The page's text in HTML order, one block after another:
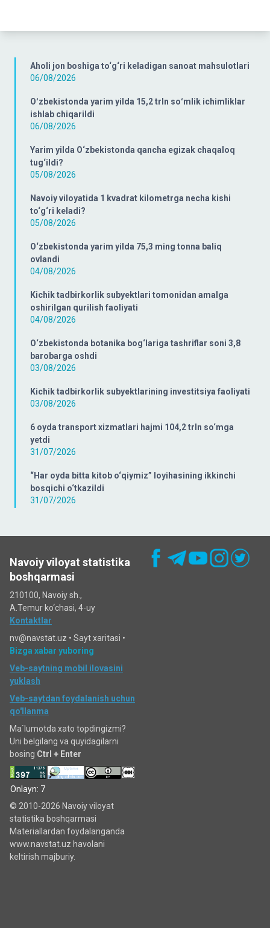
Aholi jon boshiga to‘g‘ri keladigan sanoat mahsulotlari
06/08/2026
Oʻzbekistonda yarim yilda 15,2 trln soʻmlik ichimliklar
ishlab chiqarildi
06/08/2026
Yarim yilda O‘zbekistonda qancha egizak chaqaloq
tug‘ildi?
05/08/2026
Navoiy viloyatida 1 kvadrat kilometrga necha kishi
to‘g‘ri keladi?
05/08/2026
O‘zbekistonda yarim yilda 75,3 ming tonna baliq
ovlandi
04/08/2026
Kichik tadbirkorlik subyektlari tomonidan amalga
oshirilgan qurilish faoliyati
04/08/2026
O‘zbekistonda botanika bog‘lariga tashriflar soni 3,8
barobarga oshdi
03/08/2026
Kichik tadbirkorlik subyektlarining investitsiya faoliyati
03/08/2026
6 oyda transport xizmatlari hajmi 104,2 trln so‘mga
yetdi
31/07/2026
“Har oyda bitta kitob o‘qiymiz” loyihasining ikkinchi
bosqichi o‘tkazildi
31/07/2026
Navoiy viloyat statistika
boshqarmasi
210100, Navoiy sh.,
A.Temur ko‘chаsi, 4-uy
Kontaktlar
nv@navstat.uz • Sayt xaritasi •
Bizga xabar yuboring
Veb-saytning mobil ilovasini
yuklash
Veb-saytdan foydalanish uchun
qo'llanma
Ma`lumotda xato topdingizmi?
Uni belgilang va quyidagilarni
bosing Ctrl + Enter
Onlayn: 7
© 2010-2026 Navoiy viloyat
statistika boshqarmasi
Materiallardan foydalanganda
www.navstat.uz havolani
keltirish majburiy.